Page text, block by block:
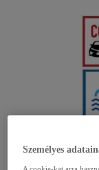
Személyes